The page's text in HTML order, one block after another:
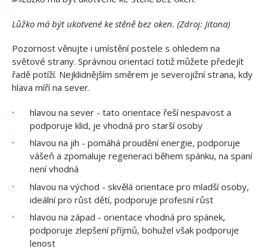
Lůžko má být ukotvené ke stěně bez oken. (Zdroj: Jitona)
Pozornost věnujte i umístění postele s ohledem na
světové strany. Správnou orientací totiž můžete předejít
řadě potíží. Nejklidnějším směrem je severojižní strana, kdy
hlava míří na sever.
hlavou na sever - tato orientace řeší nespavost a
podporuje klid, je vhodná pro starší osoby
hlavou na jih - pomáhá proudění energie, podporuje
vášeň a zpomaluje regeneraci během spánku, na spaní
není vhodná
hlavou na východ - skvělá orientace pro mladší osoby,
ideální pro růst dětí, podporuje profesní růst
hlavou na západ - orientace vhodná pro spánek,
podporuje zlepšení příjmů, bohužel však podporuje
lenost